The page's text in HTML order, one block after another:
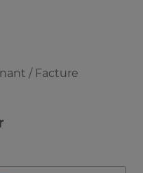
/ Facture